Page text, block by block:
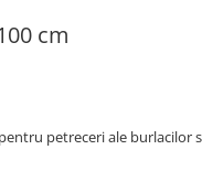
cm
petreceri ale burlacilor